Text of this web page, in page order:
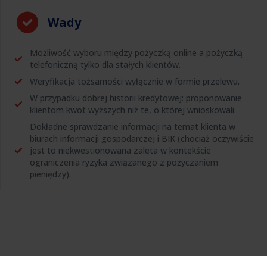
Wady
Możliwość wyboru między pożyczką online a pożyczką
telefoniczną tylko dla stałych klientów.
Weryfikacja tożsamości wyłącznie w formie przelewu.
W przypadku dobrej historii kredytowej: proponowanie
klientom kwot wyższych niż te, o której wnioskowali.
Dokładne sprawdzanie informacji na temat klienta w
biurach informacji gospodarczej i BIK (chociaż oczywiście
jest to niekwestionowana zaleta w kontekście
ograniczenia ryzyka związanego z pożyczaniem
pieniędzy).